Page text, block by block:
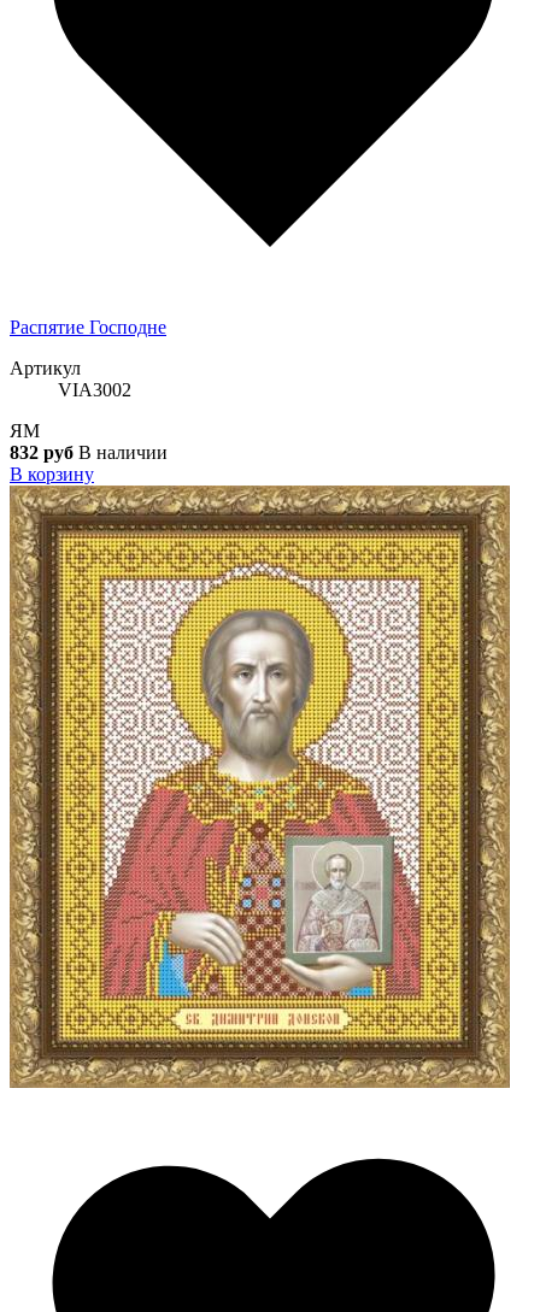
Распятие Господне
Артикул
VIA3002
ЯМ
832 руб В наличии
В корзину